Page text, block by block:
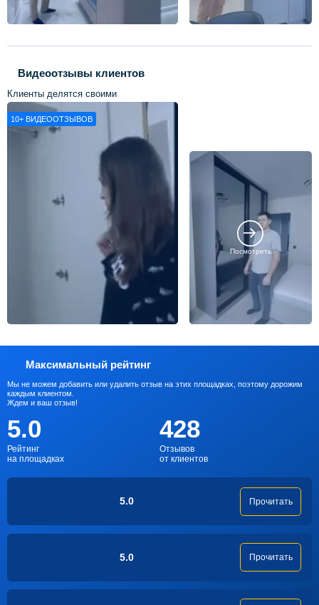
Видеоотзывы клиентов
Клиенты делятся своими
впечатлениями о нашей работе
10+ ВИДЕООТЗЫВОВ
Посмотреть
Максимальный рейтинг
Мы не можем добавить или удалить отзыв на этих площадках, поэтому дорожим
каждым клиентом.
Ждем и ваш отзыв!
5.0
Рейтинг
на площадках
428
Отзывов
от клиентов
5.0 Прочитать
5.0 Прочитать